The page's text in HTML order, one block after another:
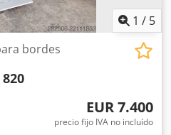
1 / 5
bordes
EUR 7.400
precio fijo IVA no incluído